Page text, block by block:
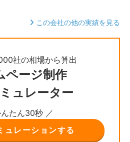
この会社の他の実績を見る
社の相場から算出
ページ制作
ュレーター
たん30秒 ／
ュレーションする